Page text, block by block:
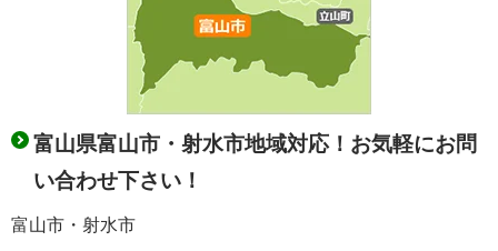
富山県富山市・射水市地域対応！お気軽にお問
い合わせ下さい！
富山市・射水市